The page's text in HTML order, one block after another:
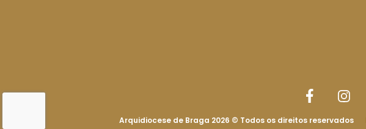
Arquidiocese de Braga 2026 © Todos os direitos reservados